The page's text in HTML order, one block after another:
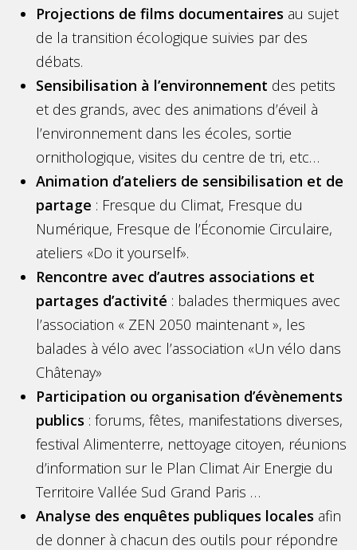
Projections de films documentaires au sujet
de la transition écologique suivies par des
débats.
Sensibilisation à l’environnement des petits
et des grands, avec des animations d’éveil à
l’environnement dans les écoles, sortie
ornithologique, visites du centre de tri, etc…
Animation d’ateliers de sensibilisation et de
partage : Fresque du Climat, Fresque du
Numérique, Fresque de l’Économie Circulaire,
ateliers «Do it yourself».
Rencontre avec d’autres associations et
partages d’activité : balades thermiques avec
l’association « ZEN 2050 maintenant », les
balades à vélo avec l’association «Un vélo dans
Châtenay»
Participation ou organisation d’évènements
publics : forums, fêtes, manifestations diverses,
festival Alimenterre, nettoyage citoyen, réunions
d’information sur le Plan Climat Air Energie du
Territoire Vallée Sud Grand Paris …
Analyse des enquêtes publiques locales afin
de donner à chacun des outils pour répondre